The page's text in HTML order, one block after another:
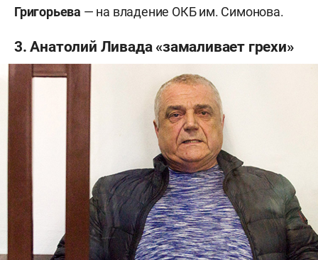
Григорьева — на владение ОКБ им. Симонова.
3. Анатолий Ливада «замаливает грехи»